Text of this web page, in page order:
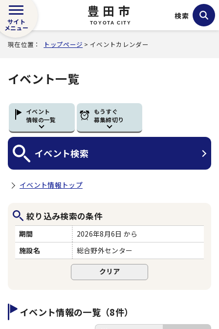
豊田市
TOYOTA CITY
サイト
メニュー
検索
現在位置： トップページ > イベントカレンダー
イベント一覧
イベント
情報の一覧
もうすぐ
募集締切り
イベント検索
イベント情報トップ
絞り込み検索の条件
期間
2026年8月6日 から
施設名
総合野外センター
イベント情報の一覧（8件）